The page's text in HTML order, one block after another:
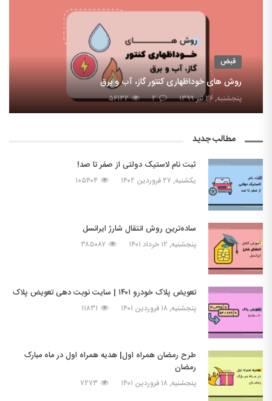
قبض
روش های خوداظهاری کنتور گاز، آب و برق
پنجشنبه, ۲۶ تیر ۱۳۹۹ ۲ ۵۶۱۳۲
مطالب جدید
ثبت نام لاستیک دولتی از صفر تا صد!
یکشنبه, ۲۷ فروردین ۱۴۰۲ ۱۰۵۴۰۴
ساده‌ترین روش انتقال شارژ ایرانسل
پنجشنبه, ۱۲ خرداد ۱۴۰۱ ۳۸۵۰۸۷
تعویض پلاک خودرو ۱۴۰۱ | سایت نوبت دهی تعویض پلاک
پنجشنبه, ۱۸ فروردین ۱۴۰۱ ۱۱۸۳۱
طرح رمضان همراه اول| هدیه همراه اول در ماه مبارک
رمضان
پنجشنبه, ۱۸ فروردین ۱۴۰۱ ۷۲۷۳